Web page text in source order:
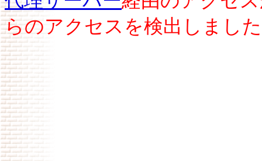
らのアクセスを検出しまし